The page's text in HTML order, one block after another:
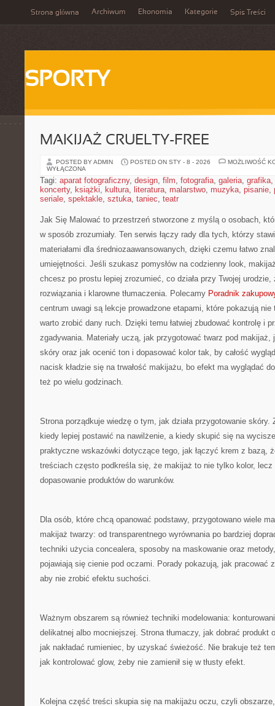
Strona główna Archiwum Ekonomia Kategorie Spis Treści
SPORTY
MAKIJAŻ CRUELTY-FREE
POSTED BY ADMIN POSTED ON STY - 8 - 2026
MOŻLIWOŚĆ
WYŁĄCZONA
Tagi: aparat fotograficzny, design, film, fotografia, galeria, grafika,
koncerty, książki, kultura, literatura, malarstwo, muzyka, pisanie,
seriale, spektakle, sztuka, taniec, teatr
Jak Się Malować to przestrzeń stworzone z myślą o osobach,
w sposób zrozumiały. Ten serwis łączy rady dla tych, którzy
materiałami dla średniozaawansowanych, dzięki czemu łatwo
umiejętności. Jeśli szukasz pomysłów na codzienny look,
chcesz po prostu lepiej zrozumieć, co działa przy Twojej
rozwiązania i klarowne tłumaczenia. Polecamy Poradnik
centrum uwagi są lekcje prowadzone etapami, które pokazują nie
warto zrobić dany ruch. Dzięki temu łatwiej zbudować kontrolę i
zgadywania. Materiały uczą, jak przygotować twarz pod makijaż,
skóry oraz jak ocenić ton i dopasować kolor tak, by całość
nacisk kładzie się na trwałość makijażu, bo efekt ma wyglądać
też po wielu godzinach.
Strona porządkuje wiedzę o tym, jak działa przygotowanie skóry.
kiedy lepiej postawić na nawilżenie, a kiedy skupić się na
praktyczne wskazówki dotyczące tego, jak łączyć krem z bazą,
treściach często podkreśla się, że makijaż to nie tylko kolor,
dopasowanie produktów do warunków.
Dla osób, które chcą opanować podstawy, przygotowano wiele
makijaż twarzy: od transparentnego wyrównania po bardziej
techniki użycia concealera, sposoby na maskowanie oraz
pojawiają się cienie pod oczami. Porady pokazują, jak pracować
aby nie zrobić efektu suchości.
Ważnym obszarem są również techniki modelowania:
delikatnej albo mocniejszej. Strona tłumaczy, jak dobrać produkt
jak nakładać rumieniec, by uzyskać świeżość. Nie brakuje też
jak kontrolować glow, żeby nie zamienił się w tłusty efekt.
Kolejna część treści skupia się na makijażu oczu, czyli